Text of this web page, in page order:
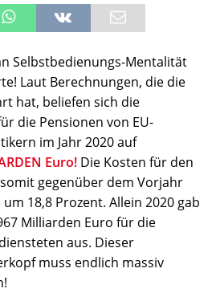
Selbstbedienungs-Mentalität
Laut Berechnungen, die die
hat, beliefen sich die
die Pensionen von EU-
im Jahr 2020 auf
Euro! Die Kosten für den
gegenüber dem Vorjahr
18,8 Prozent. Allein 2020 gab
Milliarden Euro für die
aus. Dieser
muss endlich massiv